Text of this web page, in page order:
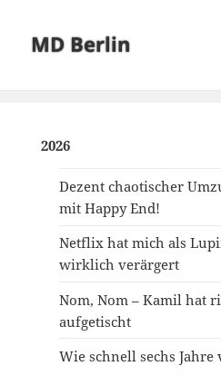
MD Berlin
2026
Dezent chaotischer
mit Happy End!
Netflix hat mich als
wirklich verärgert
Nom, Nom – Kamil hat
aufgetischt
Wie schnell sechs Jahre